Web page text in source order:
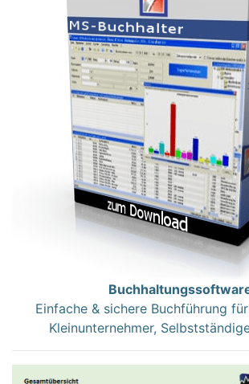
Einfache & sichere Buchführung
Kleinunternehmer,